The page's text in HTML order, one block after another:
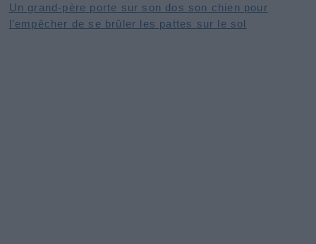
Un grand-père porte sur son dos son chien pour
l’empêcher de se brûler les pattes sur le sol